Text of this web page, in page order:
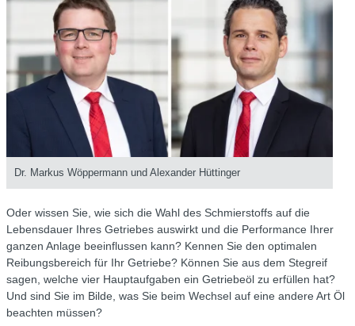
Dr. Markus Wöppermann und Alexander Hüttinger
Oder wissen Sie, wie sich die Wahl des Schmierstoffs auf die
Lebensdauer Ihres Getriebes auswirkt und die Performance Ihrer
ganzen Anlage beeinflussen kann? Kennen Sie den optimalen
Reibungsbereich für Ihr Getriebe? Können Sie aus dem Stegreif
sagen, welche vier Hauptaufgaben ein Getriebeöl zu erfüllen hat?
Und sind Sie im Bilde, was Sie beim Wechsel auf eine andere Art Öl
beachten müssen?